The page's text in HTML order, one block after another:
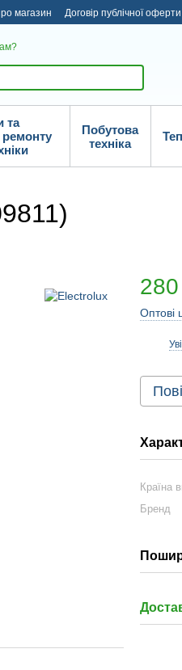
магазин Договір публічної оферти
та
Побутова
техніка
280
Оптові
Країна
Бренд